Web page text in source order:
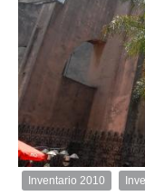
Inventario
Inventario 2010
2de2